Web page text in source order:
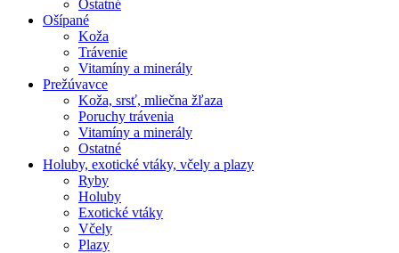
Ostatné
Ošípané
Koža
Trávenie
Vitamíny a minerály
Prežúvavce
Koža, srsť, mliečna žľaza
Poruchy trávenia
Vitamíny a minerály
Ostatné
Holuby, exotické vtáky, včely a plazy
Ryby
Holuby
Exotické vtáky
Včely
Plazy